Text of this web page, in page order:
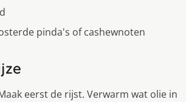
pinda's of cashewnoten
Maak eerst de rĳst. Verwarm wat olie in